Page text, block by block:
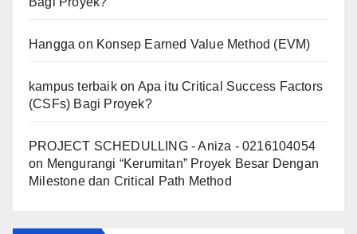
Hangga on Konsep Earned Value Method (EVM)
kampus terbaikon Apa itu Critical Success Factors
(CSFs) Bagi Proyek?
PROJECT SCHEDULLING - Aniza - 0216104054
on Mengurangi “Kerumitan” Proyek Besar Dengan
Milestone dan Critical Path Method